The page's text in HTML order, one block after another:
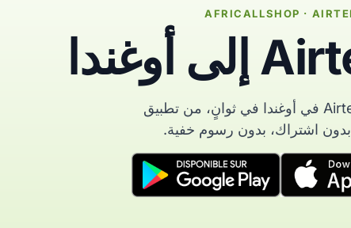
AFRICALLSHOP ·
أرسل رصيد المحمول لمشتركي Airtel في أوغندا في ثوانٍ، من تطبيق